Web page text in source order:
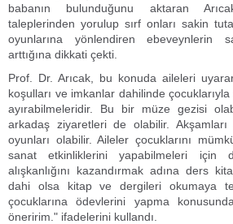
babanın bulunduğunu aktaran
taleplerinden yorulup sırf onları sakin
oyunlarına yönlendiren ebeveynlerin
arttığına dikkati çekti.
Prof. Dr. Arıcak, bu konuda aileleri
koşulları ve imkanlar dahilinde
ayırabilmeleridir. Bu bir müze gezisi
arkadaş ziyaretleri de olabilir.
oyunları olabilir. Aileler çocuklarını
sanat etkinliklerini yapabilmeleri için
alışkanlığını kazandırmak adına ders
dahi olsa kitap ve dergileri okumaya
çocuklarına ödevlerini yapma
öneririm." ifadelerini kullandı.